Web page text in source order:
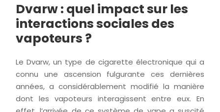
Dvarw : quel impact sur les
interactions sociales des
vapoteurs ?
Le Dvarw, un type de cigarette électronique qui a
connu une ascension fulgurante ces dernières
années, a considérablement modifié la manière
dont les vapoteurs interagissent entre eux. En